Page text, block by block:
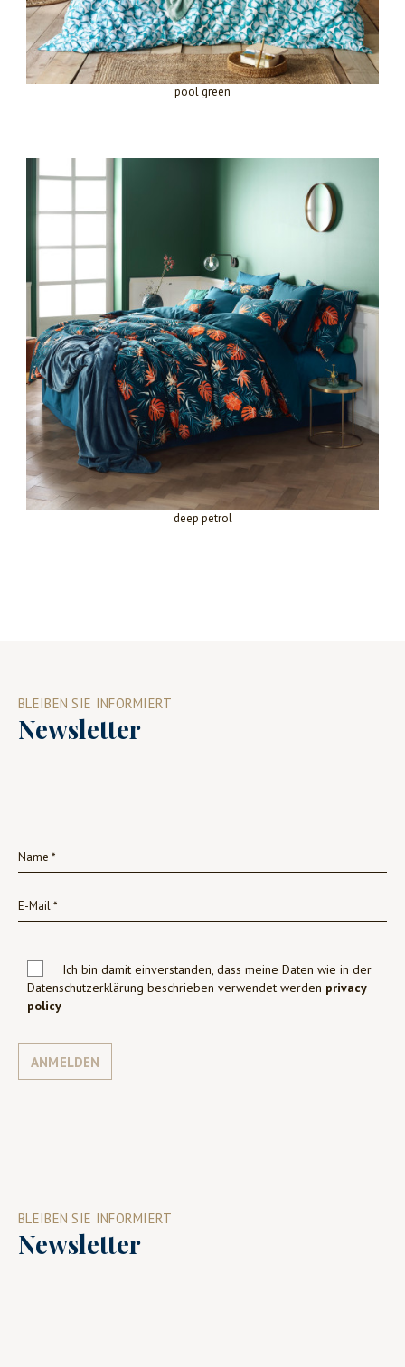
pool green
deep petrol
BLEIBEN SIE INFORMIERT
Newsletter
Ich bin damit einverstanden, dass meine Daten wie in der
Datenschutzerklärung beschrieben verwendet werden privacy
policy
ANMELDEN
BLEIBEN SIE INFORMIERT
Newsletter